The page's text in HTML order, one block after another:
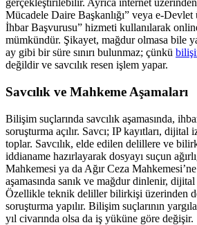
gerçekleştirilebilir. Ayrıca internet
Mücadele Daire Başkanlığı” veya e-
İhbar Başvurusu” hizmeti kullanılarak
mümkündür. Şikayet, mağdur olmasa bile
ay gibi bir süre sınırı bulunmaz; çünkü
değildir ve savcılık resen işlem yapar.
Savcılık ve Mahkeme Aşamaları
Bilişim suçlarında savcılık aşamasında,
soruşturma açılır. Savcı; IP kayıtları, dijital
toplar. Savcılık, elde edilen delillere ve
iddianame hazırlayarak dosyayı suçun
Mahkemesi ya da Ağır Ceza
aşamasında sanık ve mağdur dinlenir,
Özellikle teknik deliller bilirkişi üzerinden
soruşturma yapılır. Bilişim suçlarının
yıl civarında olsa da iş yüküne göre değişir.